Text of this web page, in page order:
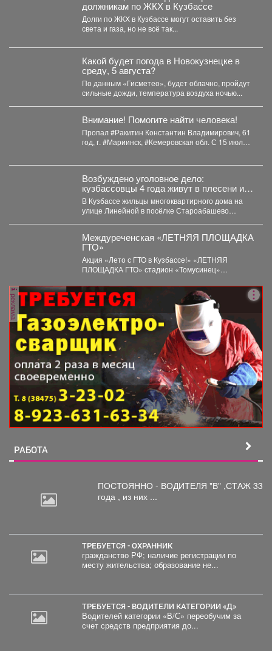
должникам по ЖКХ в Кузбассе
Долги по ЖКХ в Кузбассе могут оставить без
света и газа, но не всё так...
Какой будет погода в Новокузнецке в
среду, 5 августа?
По данным «Гисметео», будет облачно, пройдут
сильные дожди, температура воздуха ночью...
Внимание! Помогите найти человека!
Пропал #Ракитин Константин Владимирович, 61
год, г. #Мариинск, #Кемеровская обл. С 15 июля
Возбуждено уголовное дело:
кузбассовцы 4 года живут в плесени и
ждут помощи
В Кузбассе жильцы многоквартирного дома на
улице Линейной в посёлке Староабашево
Междуреченская «ЛЕТНЯЯ ПЛОЩАДКА
ГТО»
Акция «Лето с ГТО в Кузбассе!» «ЛЕТНЯЯ
ПЛОЩАДКА ГТО» стадион «Томусинец»
реклама
РАБОТА
ПОСТОЯННО - ВОДИТЕЛЯ "В" ,СТАЖ 33
года , из них ...
ТРЕБУЕТСЯ - ОХРАННИК
гражданство РФ; наличие регистрации по
месту жительства; образование не...
ТРЕБУЕТСЯ - ВОДИТЕЛИ КАТЕГОРИИ «Д»
Водителей категории «В/С» переобучим за
счет средств предприятия до...